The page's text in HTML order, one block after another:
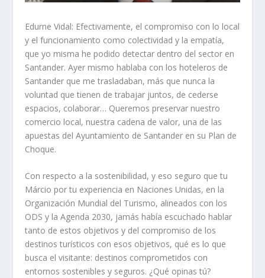
Edurne Vidal: Efectivamente, el compromiso con lo local
y el funcionamiento como colectividad y la empatía,
que yo misma he podido detectar dentro del sector en
Santander. Ayer mismo hablaba con los hoteleros de
Santander que me trasladaban, más que nunca la
voluntad que tienen de trabajar juntos, de cederse
espacios, colaborar… Queremos preservar nuestro
comercio local, nuestra cadena de valor, una de las
apuestas del Ayuntamiento de Santander en su Plan de
Choque.
Con respecto a la sostenibilidad, y eso seguro que tu
Márcio por tu experiencia en Naciones Unidas, en la
Organización Mundial del Turismo, alineados con los
ODS y la Agenda 2030, jamás había escuchado hablar
tanto de estos objetivos y del compromiso de los
destinos turísticos con esos objetivos, qué es lo que
busca el visitante: destinos comprometidos con
entornos sostenibles y seguros. ¿Qué opinas tú?